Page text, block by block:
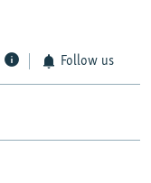
Follow us